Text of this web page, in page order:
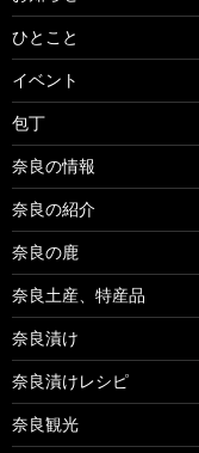
ひとこと
イベント
包丁
奈良の情報
奈良の紹介
奈良の鹿
奈良土産、特産品
奈良漬け
奈良漬けレシピ
奈良観光